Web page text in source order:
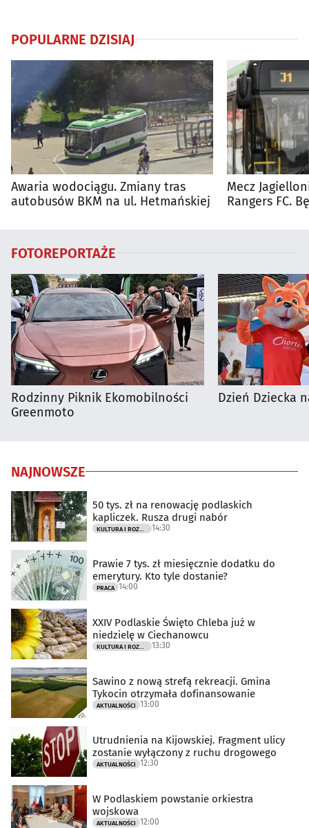
POPULARNE DZISIAJ
Awaria wodociągu. Zmiany tras
autobusów BKM na ul. Hetmańskiej
Mecz
Rangers FC.
FOTOREPORTAŻE
Rodzinny Piknik Ekomobilności
Greenmoto
Dzień Dziecka
NAJNOWSZE
50 tys. zł na renowację podlaskich
kapliczek. Rusza drugi nabór
KULTURA I ROZRYWKA 14:30
Prawie 7 tys. zł miesięcznie dodatku do
emerytury. Kto tyle dostanie?
PRACA 14:00
XXIV Podlaskie Święto Chleba już w
niedzielę w Ciechanowcu
KULTURA I ROZRYWKA 13:30
Sawino z nową strefą rekreacji. Gmina
Tykocin otrzymała dofinansowanie
AKTUALNOŚCI 13:00
Utrudnienia na Kijowskiej. Fragment ulicy
zostanie wyłączony z ruchu drogowego
AKTUALNOŚCI 12:30
W Podlaskiem powstanie orkiestra
wojskowa
AKTUALNOŚCI 12:00